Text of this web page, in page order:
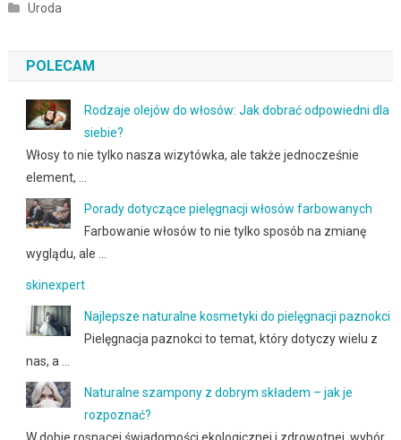
Uroda
POLECAM
Rodzaje olejów do włosów: Jak dobrać odpowiedni dla
siebie?
Włosy to nie tylko nasza wizytówka, ale także jednocześnie
element, …
Porady dotyczące pielęgnacji włosów farbowanych
Farbowanie włosów to nie tylko sposób na zmianę
wyglądu, ale …
skinexpert
Najlepsze naturalne kosmetyki do pielęgnacji paznokci
Pielęgnacja paznokci to temat, który dotyczy wielu z
nas, a …
Naturalne szampony z dobrym składem – jak je
rozpoznać?